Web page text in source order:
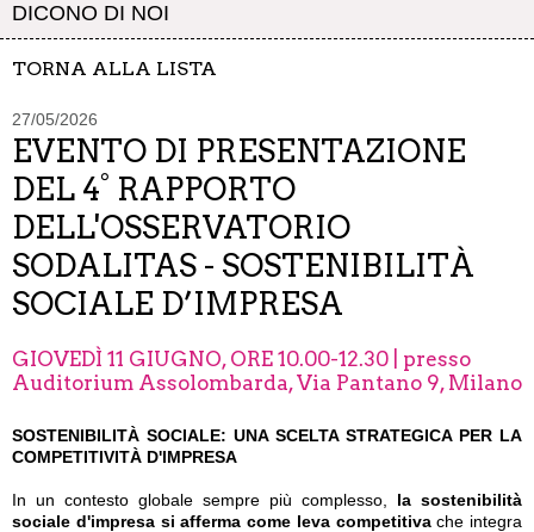
DICONO DI NOI
TORNA ALLA LISTA
27/05/2026
EVENTO DI PRESENTAZIONE
DEL 4° RAPPORTO
DELL'OSSERVATORIO
SODALITAS - SOSTENIBILITÀ
SOCIALE D’IMPRESA
GIOVEDÌ 11 GIUGNO, ORE 10.00-12.30 | presso
Auditorium Assolombarda, Via Pantano 9, Milano
SOSTENIBILITÀ SOCIALE: UNA SCELTA STRATEGICA PER LA
COMPETITIVITÀ D'IMPRESA
In un contesto globale sempre più complesso, la sostenibilità
sociale d'impresa si afferma come leva competitivache integra